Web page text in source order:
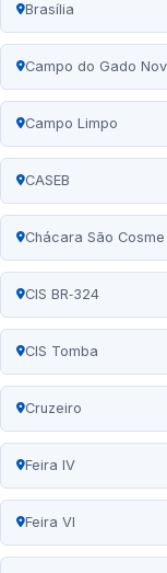
Brasília
Campo do Gado
Campo Limpo
CASEB
Chácara São Cosme
CIS BR‑324
CIS Tomba
Cruzeiro
Feira IV
Feira VI